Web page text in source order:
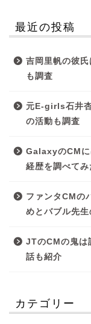
最近の投稿
吉岡里帆の彼
も調査
元E-girls石井
の活動も調査
GalaxyのCMに
経歴を調べてみ
ファンタCMの
めとバブル先生
JTのCMの鬼は
話も紹介
カテゴリー